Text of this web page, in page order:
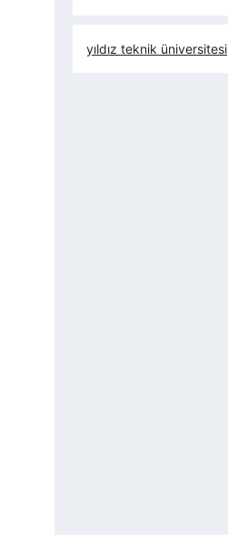
yıldız teknik üniversitesi